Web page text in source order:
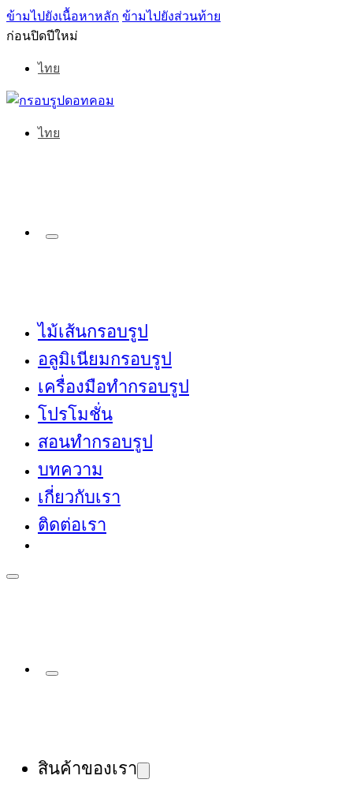
ข้ามไปยังเนื้อหาหลัก ข้ามไปยังส่วนท้าย
ก่อนปิดปีใหม่
ไทย
ไทย
ไม้เส้นกรอบรูป
อลูมิเนียมกรอบรูป
เครื่องมือทำกรอบรูป
โปรโมชั่น
สอนทำกรอบรูป
บทความ
เกี่ยวกับเรา
ติดต่อเรา
สินค้าของเรา